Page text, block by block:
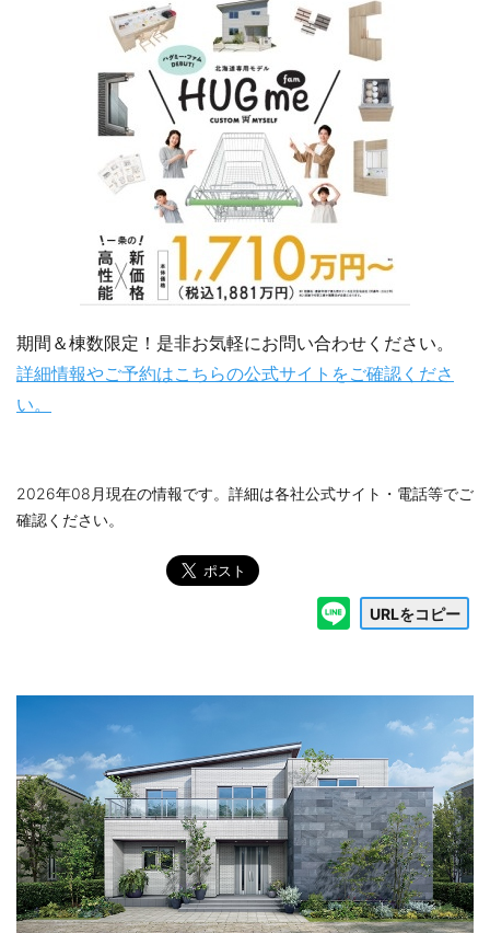
期間＆棟数限定！是非お気軽にお問い合わせください。
詳細情報やご予約はこちらの公式サイトをご確認くださ
い。
2026年08月現在の情報です。詳細は各社公式サイト・電話等でご
確認ください。
URLをコピー